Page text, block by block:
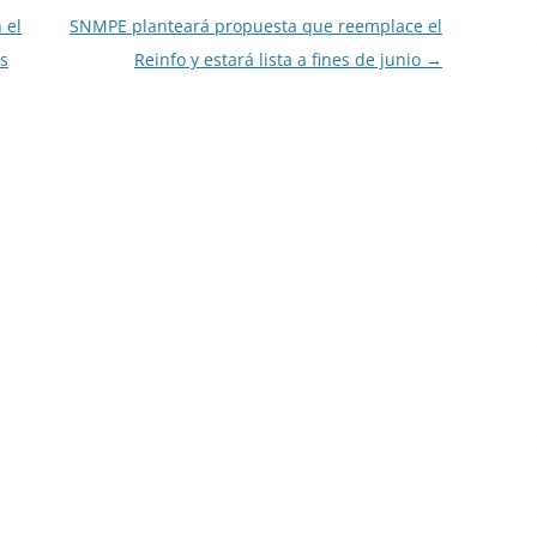
el
SNMPE planteará propuesta que reemplace el
Reinfo y estará lista a fines de junio →